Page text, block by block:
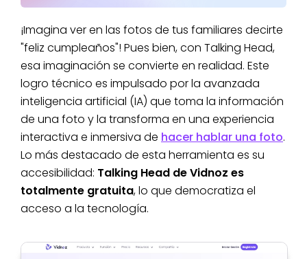
¡Imagina ver en las fotos de tus familiares decirte
"feliz cumpleaños"! Pues bien, con Talking Head,
esa imaginación se convierte en realidad. Este
logro técnico es impulsado por la avanzada
inteligencia artificial (IA) que toma la información
de una foto y la transforma en una experiencia
interactiva e inmersiva de hacer hablar una foto.
Lo más destacado de esta herramienta es su
accesibilidad: Talking Head de Vidnoz es
totalmente gratuita, lo que democratiza el
acceso a la tecnología.